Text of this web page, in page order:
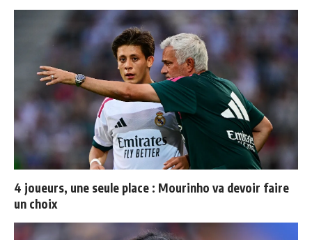
4 joueurs, une seule place : Mourinho va devoir faire
un choix